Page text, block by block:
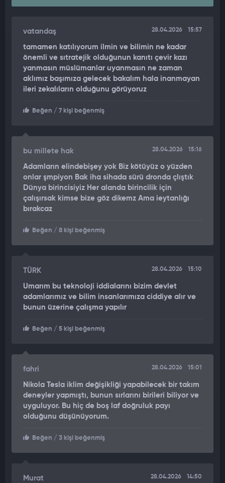
ülkelerinde artan yağışları da ele alan bir yorumda bulundu.
Galloway, “Nehirler, göller, devasa seller şu anda sadece İran'da
gösteriyor. Yüzyıllardır akmayan nehirler şimdi ağzına kadar
suyla dolu. Uzun yıllar sonra ilk defa İran'a kar yağıyor.
İran, bahsettiğiniz o kuraklığı yaşadı ve kritik su sıkıntısı
nedeniyle başkent Tahran'ı tahliye etmeyi düşünecek noktaya
gelmişti. Ve şimdi her yer su içinde, içecek bolca su var.
edilmesinin, kelime oyunu için kusura bakmayın ama suların
yönünü değiştirdiği ve bu akışın Basra Körfezi'nin su sorununu
sonsuza dek çözdüğü yönündeki argüman, havanın
silahlaştırıldığının açık bir kanıtıdır.
Havanın bir savaş silahı, bir savaş eylemi olarak kullanıldığının;
tarifsiz zararlara, acılara, kuraklığa, kötü hasatlara ve tüm bu
vatandaş 28.04.2026 15:57
tamamen katılıyorum ilmin ve bilimin ne kadar
önemli ve sıtratejik olduğunun kanıtı çevir kazı
yanmasın müslümanlar uyanmasın ne zaman
aklımız başımıza gelecek bakalım hala inanmayan
ileri zekalıların olduğunu görüyoruz
Beğen / 7 kişi beğenmiş
bu millete hak 28.04.2026 15:16
Adamların elindebişey yok Biz kötüyüz o yüzden
onlar şmpiyon Bak iha sihada sürü dronda çlıştık
Dünya birincisiyiz Her alanda birincilik için
çalışırsak kimse bize göz dikemz Ama ieytanlığı
bırakcaz
Beğen / 8 kişi beğenmiş
TÜRK 28.04.2026 15:10
Umarım bu teknoloji iddialarını bizim devlet
adamlarımız ve bilim insanlarımıza ciddiye alır ve
bunun üzerine çalışma yapılır
Beğen / 5 kişi beğenmiş
fahri 28.04.2026 15:01
Nikola Tesla iklim değişikliği yapabilecek bir takım
deneyler yapmıştı, bunun sırlarını birileri biliyor ve
uyguluyor. Bu hiç de boş laf doğruluk payı
olduğunu düşünüyorum.
Beğen / 3 kişi beğenmiş
Murat 28.04.2026 14:50